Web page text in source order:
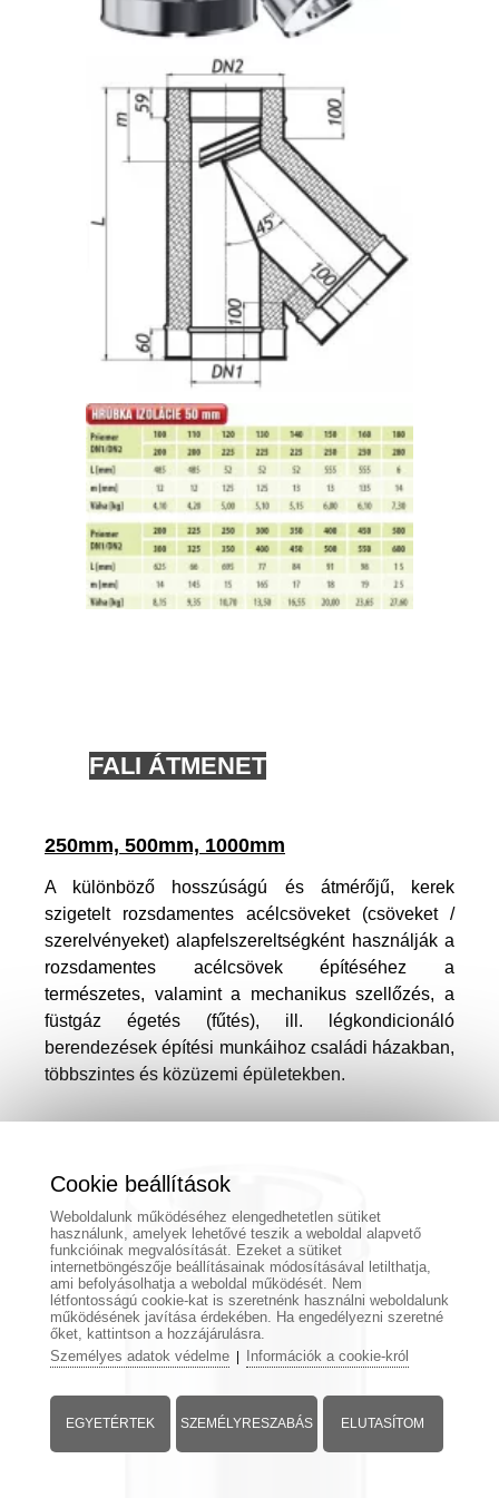
FALI ÁTMENET
250mm, 500mm, 1000mm
A különböző hosszúságú és átmérőjű, kerek
szigetelt rozsdamentes acélcsöveket (csöveket /
szerelvényeket) alapfelszereltségként használják a
rozsdamentes acélcsövek építéséhez a
természetes, valamint a mechanikus szellőzés, a
füstgáz égetés (fűtés), ill. légkondicionáló
berendezések építési munkáihoz családi házakban,
többszintes és közüzemi épületekben.
Cookie beállítások
Weboldalunk működéséhez elengedhetetlen sütiket
használunk, amelyek lehetővé teszik a weboldal alapvető
funkcióinak megvalósítását. Ezeket a sütiket
internetböngészője beállításainak módosításával letilthatja,
ami befolyásolhatja a weboldal működését. Nem
létfontosságú cookie-kat is szeretnénk használni weboldalunk
működésének javítása érdekében. Ha engedélyezni szeretné
őket, kattintson a hozzájárulásra.
Személyes adatok védelme| Információk a cookie-król
EGYETÉRTEK SZEMÉLYRESZABÁS ELUTASÍTOM